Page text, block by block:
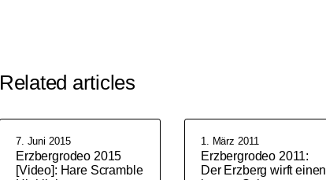
Related articles
7. Juni 2015
Erzbergrodeo 2015
[Video]: Hare Scramble
1. März 2011
Erzbergrodeo 2011:
Der Erzberg wirft einen